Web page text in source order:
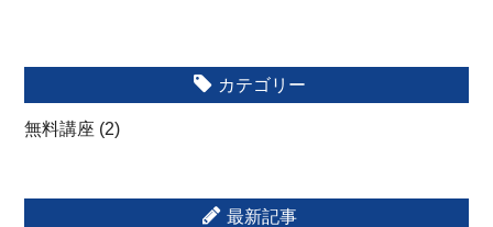
カテゴリー
無料講座 (2)
最新記事